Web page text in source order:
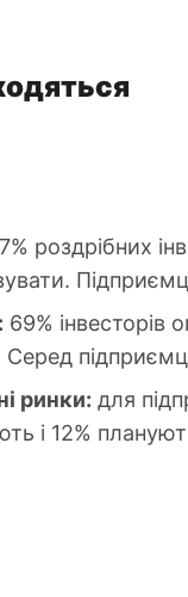
роздрібних
69% інвесторів
Серед
ринки: для
і 12%